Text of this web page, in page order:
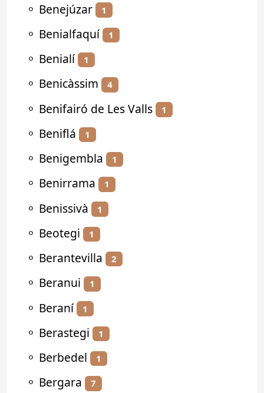
⚬ Benejúzar 1
⚬ Benialfaquí 1
⚬ Benialí 1
⚬ Benicàssim 4
⚬ Benifairó de Les Valls 1
⚬ Beniflá 1
⚬ Benigembla 1
⚬ Benirrama 1
⚬ Benissivà 1
⚬ Beotegi 1
⚬ Berantevilla 2
⚬ Beranui 1
⚬ Beraní 1
⚬ Berastegi 1
⚬ Berbedel 1
⚬ Bergara 7